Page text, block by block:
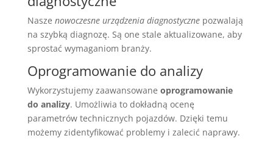
Nasze nowoczesne urządzenia diagnostycznepozwalają
na szybką diagnozę. Są one stale aktualizowane, aby
sprostać wymaganiom branży.
Oprogramowanie do analizy
Wykorzystujemy zaawansowane oprogramowanie
do analizy. Umożliwia to dokładną ocenę
parametrów technicznych pojazdów. Dzięki temu
możemy zidentyfikować problemy i zalecić naprawy.